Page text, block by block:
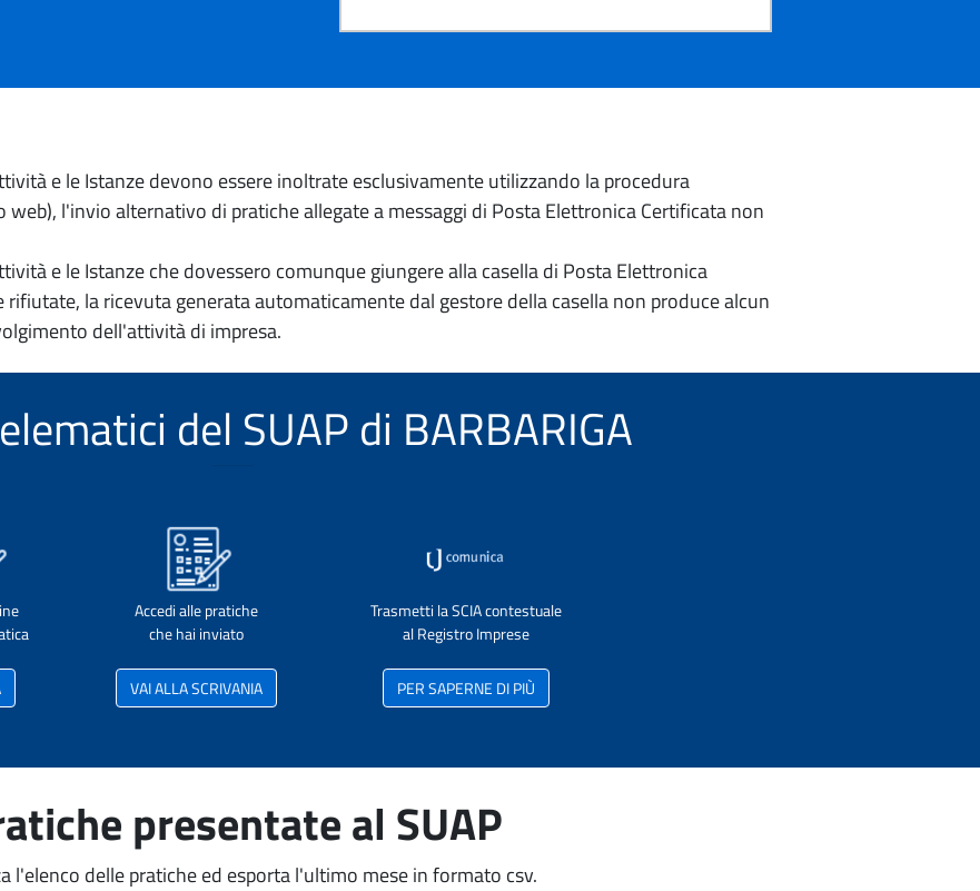
e le Istanze devono essere inoltrate esclusivamente utilizzando la procedura
l'invio alternativo di pratiche allegate a messaggi di Posta Elettronica Certificata non
e le Istanze che dovessero comunque giungere alla casella di Posta Elettronica
la ricevuta generata automaticamente dal gestore della casella non produce alcun
dell'attività di impresa.
del SUAP di BARBARIGA
Accedi alle pratiche
che hai inviato
VAI ALLA SCRIVANIA
Trasmetti la SCIA contestuale
al Registro Imprese
PER SAPERNE DI PIÙ
presentate al SUAP
l'elenco delle pratiche ed esporta l'ultimo mese in formato csv.